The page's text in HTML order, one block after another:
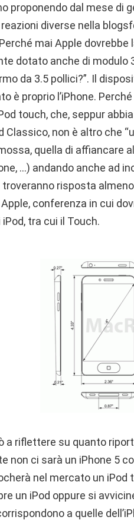
proponendo dal mese di
diverse nella
mai Apple
dotato anche di modulo
da 3.5 pollici?”. Il
è proprio l’iPhone.
touch, che, seppur
Classico, non è altro che
quella di affiancare
…) andando anche ad
troveranno risposta
Apple, conferenza in cui
tra cui il Touch.
a riflettere su quanto
non ci sarà un iPhone 5
nel mercato un
un iPod oppure si
a quelle